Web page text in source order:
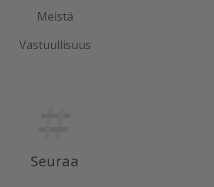
Meistä
Vastuullisuus
Seuraa